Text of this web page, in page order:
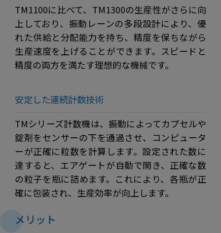
TM1100に比べて、TM1300の生産性がさらに向
上しており、振動レーンの多段設計により、優
れた供給と分配能力を持ち、精度を保ちながら
生産速度を上げることができます。スピードと
精度の両方を満たす理想的な機械です。
安定した連続計数技術
TMシリーズ計数機は、振動によってカプセルや
錠剤をセンサーの下を通過させ、コンピュータ
ーが正確に粒数を計算します。設定された数に
達すると、エアゲートが自動で開き、正確な数
の粒子を瓶に詰めます。これにより、各瓶が正
確に包装され、生産効率が向上します。
メリット